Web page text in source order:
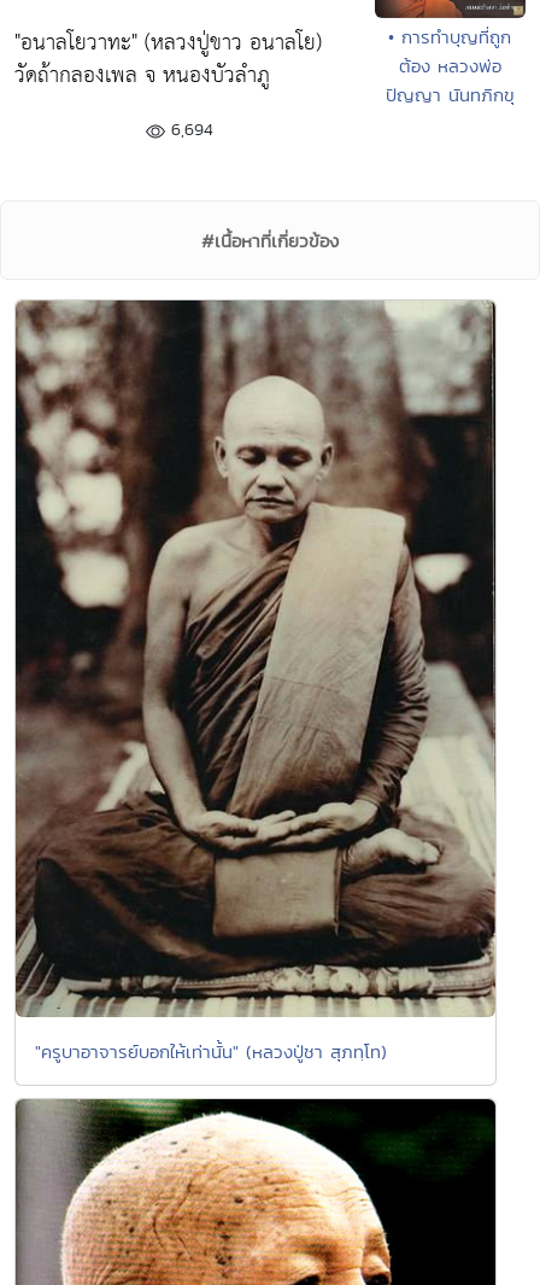
"อนาลโยวาทะ" (หลวงปู่ขาว อนาลโย)
วัดถ้ากลองเพล จ หนองบัวลำภู
6,694
• การทำบุญที่ถูก
ต้อง หลวงพ่อ
ปัญญา นันทภิกขุ
#เนื้อหาที่เกี่ยวข้อง
"ครูบาอาจารย์บอกให้เท่านั้น" (หลวงปู่ชา สุภทฺโท)